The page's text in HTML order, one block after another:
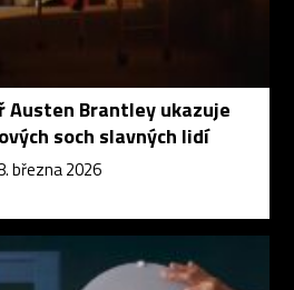
Austen Brantley ukazuje
soch slavných lidí
března 2026